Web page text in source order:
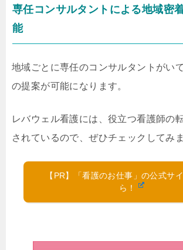
専任コンサルタントによる地域密
能
地域ごとに専任のコンサルタントがい
の提案が可能になります。
レバウェル看護には、役立つ看護師の
されているので、ぜひチェックしてみ
【PR】「看護のお仕事」の公式サ
ら！